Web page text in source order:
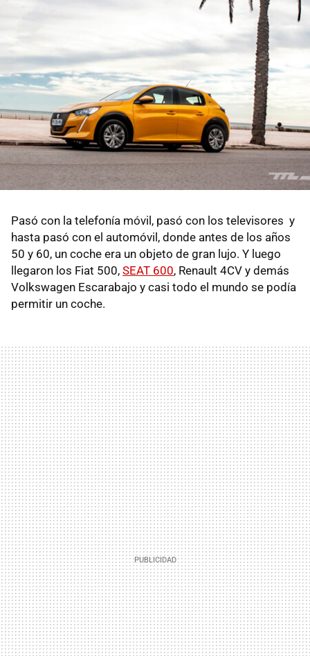
Pasó con la telefonía móvil, pasó con los televisores y
hasta pasó con el automóvil, donde antes de los años
50 y 60, un coche era un objeto de gran lujo. Y luego
llegaron los Fiat 500, SEAT 600, Renault 4CV y demás
Volkswagen Escarabajo y casi todo el mundo se podía
permitir un coche.